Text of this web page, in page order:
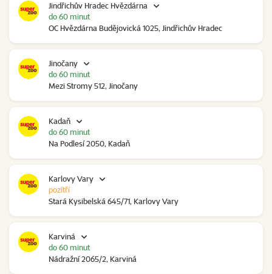
Jindřichův Hradec Hvězdárna
OC Hvězdárna Budějovická 1025, Jindřichův Hradec
do 60 minut
Jinočany
Mezi Stromy 512, Jinočany
do 60 minut
Kadaň
Na Podlesí 2050, Kadaň
do 60 minut
Karlovy Vary
Stará Kysibelská 645/71, Karlovy Vary
pozítří
Karviná
Nádražní 2065/2, Karviná
do 60 minut